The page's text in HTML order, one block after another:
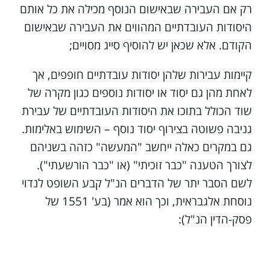
רק אם העבירה שבאישום הנוסף מכילה את כל אותם
היסודות העובדתיים המהווים את העבירה שבאישום
הקודם. אלא שכאן יש להוסיף סייג מסויים;
קיימות עבירות שלהן יסודות עובדתיים חופפים, אך
לאחת מהן גם יסוד או יסודות נוספים כגון מקרה של
שוד הכולל בתוכו את היסודות העובדתיים של עבירת
גניבה פשוטה בצירוף יסוד נוסף – השימוש באלימות.
גם במקרים כאלה ייחשב "המעשה" כזהה בשניהם
לצורך הטענה "כבר זוכיתי" (או "כבר הורשעתי").
לשם הסבר יתר של הדברים הנ"ל קבע השופט לנדוי
נוסחת אלגבראית, וכך הוא אמר (בע' 1551 של
פסק-הדין הנ"ל):